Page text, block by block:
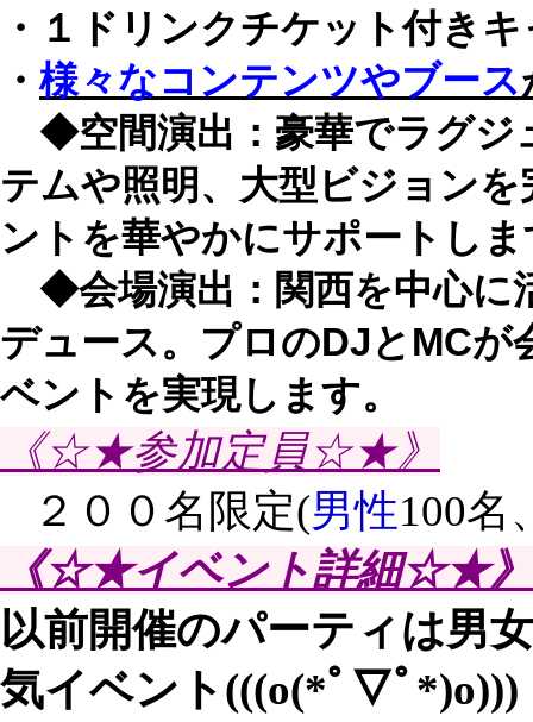
・１ドリンクチケット付き
・様々なコンテンツやブース
◆空間演出：豪華でラグジ
テムや照明、大型ビジョン
ントを華やかにサポートしま
◆会場演出：関西を中心に
デュース。プロのDJとMCが
ベントを実現します。
《☆★参加定員☆★》
２００名限定(男性100名
《☆★イベント詳細☆★》
以前開催のパーティは男
気イベント(((o(*ﾟ▽ﾟ*)o)))